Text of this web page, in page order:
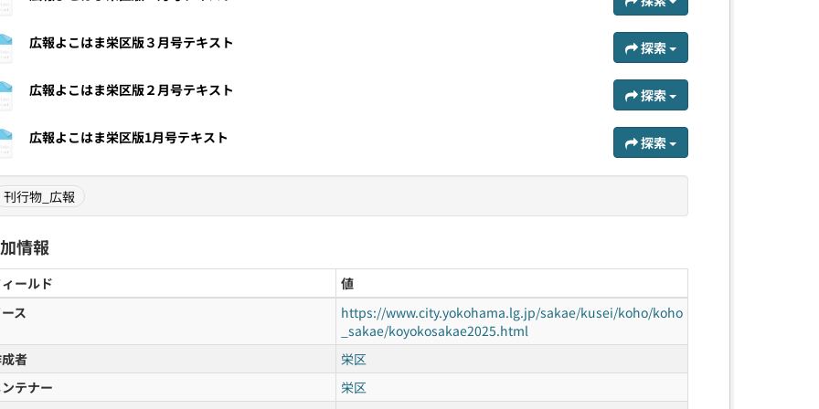
広報よこはま栄区版３月号テキスト 探索
広報よこはま栄区版２月号テキスト 探索
広報よこはま栄区版1月号テキスト 探索
刊行物_広報
情報
ールド
値
ス
https://www.city.yokohama.lg.jp/sakae/kusei/koho/koho
_sakae/koyokosakae2025.html
者
栄区
テナー
栄区